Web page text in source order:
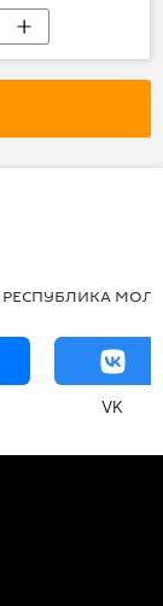
РЕСПУБЛИКА
VK